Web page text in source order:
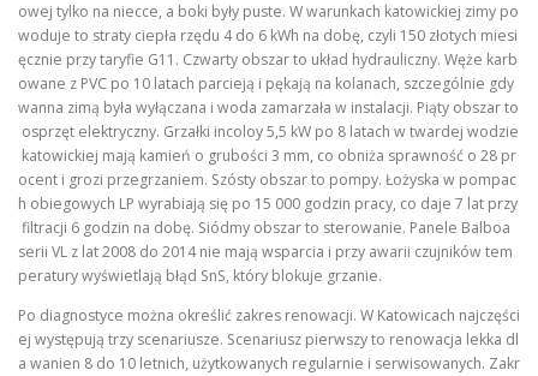
owej tylko na niecce, a boki były puste. W warunkach katowickiej zimy po
woduje to straty ciepła rzędu 4 do 6 kWh na dobę, czyli 150 złotych miesi
ęcznie przy taryfie G11. Czwarty obszar to układ hydrauliczny. Węże karb
owane z PVC po 10 latach parcieją i pękają na kolanach, szczególnie gdy
wanna zimą była wyłączana i woda zamarzała w instalacji. Piąty obszar to
osprzęt elektryczny. Grzałki incoloy 5,5 kW po 8 latach w twardej wodzie
katowickiej mają kamień o grubości 3 mm, co obniża sprawność o 28 pr
ocent i grozi przegrzaniem. Szósty obszar to pompy. Łożyska w pompac
h obiegowych LP wyrabiają się po 15 000 godzin pracy, co daje 7 lat przy
filtracji 6 godzin na dobę. Siódmy obszar to sterowanie. Panele Balboa
serii VL z lat 2008 do 2014 nie mają wsparcia i przy awarii czujników tem
peratury wyświetlają błąd SnS, który blokuje grzanie.
Po diagnostyce można określić zakres renowacji. W Katowicach najczęści
ej występują trzy scenariusze. Scenariusz pierwszy to renowacja lekka dl
a wanien 8 do 10 letnich, użytkowanych regularnie i serwisowanych. Zakr